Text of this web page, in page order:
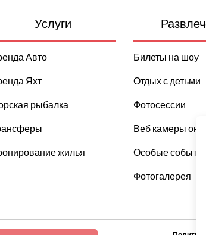
Услуги
Авто
Яхт
рыбалка
жилья
Билеты на шоу
Отдых с детьми
Фотосессии
Веб камеры он
Особые события
Фотогалерея